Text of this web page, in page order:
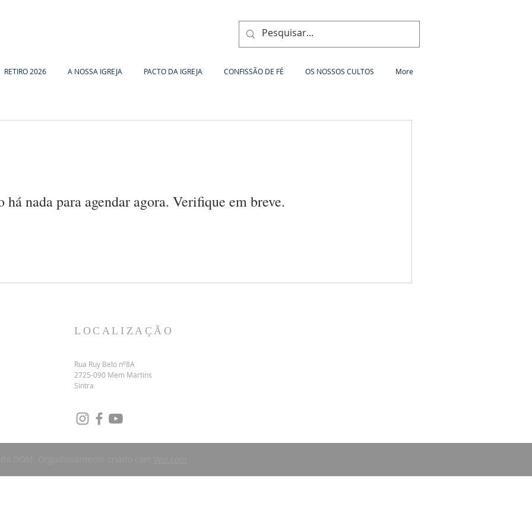
RETIRO 2026 A NOSSA IGREJA PACTO DA IGREJA CONFISSÃO DE FÉ OS NOSSOS CULTOS More
há nada para agendar agora. Verifique em breve.
LOCALIZAÇÃO
Rua Ruy Belo nº8A
2725-090 Mem Martins
Sintra